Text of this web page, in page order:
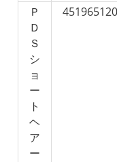
Ｐ
Ｄ
Ｓ
シ
ョ
ー
ト
ヘ
ア
ー